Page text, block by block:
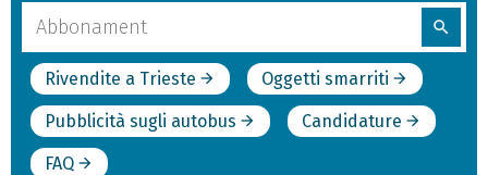
Cerca
sito
search
Rivendite a Trieste arrow_forward Oggetti smarriti arrow_forward
Pubblicità sugli autobus arrow_forward Candidature arrow_forward
FAQ arrow_forward